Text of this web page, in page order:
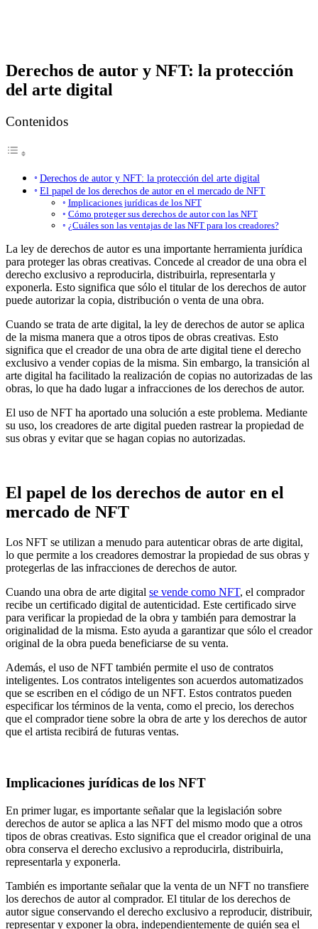
Derechos de autor y NFT: la protección
del arte digital
Contenidos
Derechos de autor y NFT: la protección del arte digital
El papel de los derechos de autor en el mercado de NFT
Implicaciones jurídicas de los NFT
Cómo proteger sus derechos de autor con las NFT
¿Cuáles son las ventajas de las NFT para los creadores?
La ley de derechos de autor es una importante herramienta jurídica
para proteger las obras creativas. Concede al creador de una obra el
derecho exclusivo a reproducirla, distribuirla, representarla y
exponerla. Esto significa que sólo el titular de los derechos de autor
puede autorizar la copia, distribución o venta de una obra.
Cuando se trata de arte digital, la ley de derechos de autor se aplica
de la misma manera que a otros tipos de obras creativas. Esto
significa que el creador de una obra de arte digital tiene el derecho
exclusivo a vender copias de la misma. Sin embargo, la transición al
arte digital ha facilitado la realización de copias no autorizadas de las
obras, lo que ha dado lugar a infracciones de los derechos de autor.
El uso de NFT ha aportado una solución a este problema. Mediante
su uso, los creadores de arte digital pueden rastrear la propiedad de
sus obras y evitar que se hagan copias no autorizadas.
El papel de los derechos de autor en el
mercado de NFT
Los NFT se utilizan a menudo para autenticar obras de arte digital,
lo que permite a los creadores demostrar la propiedad de sus obras y
protegerlas de las infracciones de derechos de autor.
Cuando una obra de arte digital se vende como NFT, el comprador
recibe un certificado digital de autenticidad. Este certificado sirve
para verificar la propiedad de la obra y también para demostrar la
originalidad de la misma. Esto ayuda a garantizar que sólo el creador
original de la obra pueda beneficiarse de su venta.
Además, el uso de NFT también permite el uso de contratos
inteligentes. Los contratos inteligentes son acuerdos automatizados
que se escriben en el código de un NFT. Estos contratos pueden
especificar los términos de la venta, como el precio, los derechos
que el comprador tiene sobre la obra de arte y los derechos de autor
que el artista recibirá de futuras ventas.
Implicaciones jurídicas de los NFT
En primer lugar, es importante señalar que la legislación sobre
derechos de autor se aplica a las NFT del mismo modo que a otros
tipos de obras creativas. Esto significa que el creador original de una
obra conserva el derecho exclusivo a reproducirla, distribuirla,
representarla y exponerla.
También es importante señalar que la venta de un NFT no transfiere
los derechos de autor al comprador. El titular de los derechos de
autor sigue conservando el derecho exclusivo a reproducir, distribuir,
representar y exponer la obra, independientemente de quién sea el